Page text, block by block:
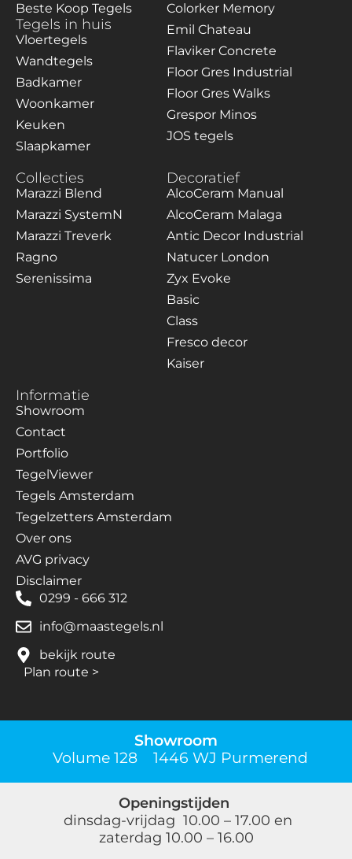
Beste Koop Tegels
Tegels in huis
Vloertegels
Wandtegels
Badkamer
Woonkamer
Keuken
Slaapkamer
Colorker Memory
Emil Chateau
Flaviker Concrete
Floor Gres Industrial
Floor Gres Walks
Grespor Minos
JOS tegels
Collecties
Marazzi Blend
Marazzi SystemN
Marazzi Treverk
Ragno
Serenissima
Decoratief
AlcoCeram Manual
AlcoCeram Malaga
Antic Decor Industrial
Natucer London
Zyx Evoke
Basic
Class
Fresco decor
Kaiser
Informatie
Showroom
Contact
Portfolio
TegelViewer
Tegels Amsterdam
Tegelzetters Amsterdam
Over ons
AVG privacy
Disclaimer
0299 - 666 312
info@maastegels.nl
bekijk route
Plan route >
Showroom
Volume 128 1446 WJ Purmerend
Openingstijden
dinsdag-vrijdag 10.00 – 17.00 en
zaterdag 10.00 – 16.00